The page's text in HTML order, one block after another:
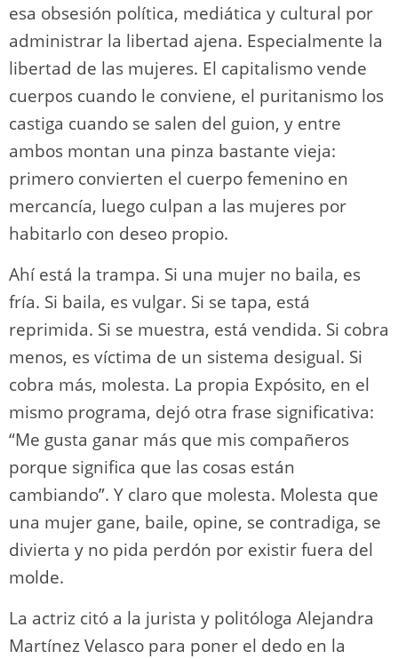
esa obsesión política, mediática y cultural por
administrar la libertad ajena. Especialmente la
libertad de las mujeres. El capitalismo vende
cuerpos cuando le conviene, el puritanismo los
castiga cuando se salen del guion, y entre
ambos montan una pinza bastante vieja:
primero convierten el cuerpo femenino en
mercancía, luego culpan a las mujeres por
habitarlo con deseo propio.
Ahí está la trampa. Si una mujer no baila, es
fría. Si baila, es vulgar. Si se tapa, está
reprimida. Si se muestra, está vendida. Si cobra
menos, es víctima de un sistema desigual. Si
cobra más, molesta. La propia Expósito, en el
mismo programa, dejó otra frase significativa:
“Me gusta ganar más que mis compañeros
porque significa que las cosas están
cambiando”. Y claro que molesta. Molesta que
una mujer gane, baile, opine, se contradiga, se
divierta y no pida perdón por existir fuera del
molde.
La actriz citó a la jurista y politóloga Alejandra
Martínez Velasco para poner el dedo en la